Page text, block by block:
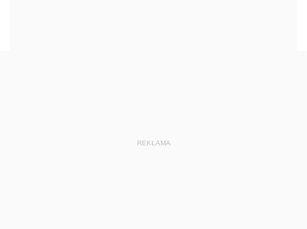
REKLAMA